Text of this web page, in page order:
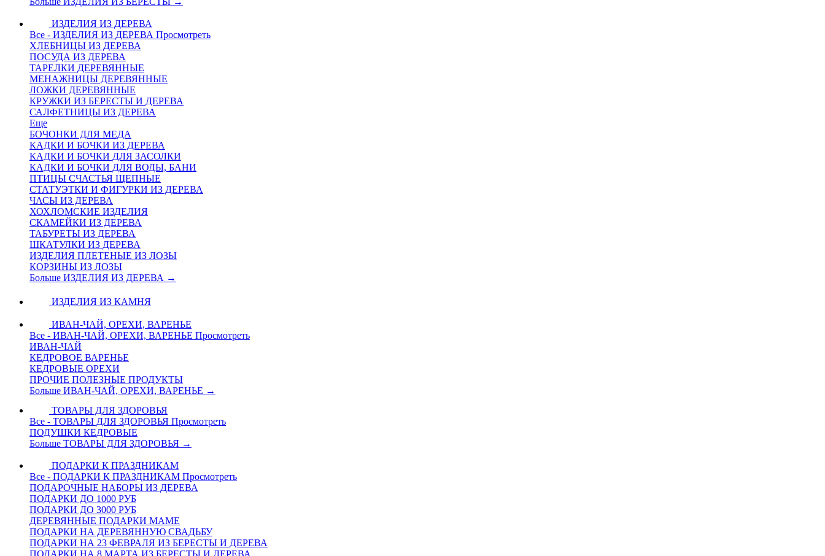
ИЗДЕЛИЯ ИЗ ДЕРЕВА
Все - ИЗДЕЛИЯ ИЗ ДЕРЕВА Просмотреть
ХЛЕБНИЦЫ ИЗ ДЕРЕВА
ПОСУДА ИЗ ДЕРЕВА
ТАРЕЛКИ ДЕРЕВЯННЫЕ
МЕНАЖНИЦЫ ДЕРЕВЯННЫЕ
ЛОЖКИ ДЕРЕВЯННЫЕ
КРУЖКИ ИЗ БЕРЕСТЫ И ДЕРЕВА
САЛФЕТНИЦЫ ИЗ ДЕРЕВА
Еще
БОЧОНКИ ДЛЯ МЕДА
КАДКИ И БОЧКИ ИЗ ДЕРЕВА
КАДКИ И БОЧКИ ДЛЯ ЗАСОЛКИ
КАДКИ И БОЧКИ ДЛЯ ВОДЫ, БАНИ
ПТИЦЫ СЧАСТЬЯ ЩЕПНЫЕ
СТАТУЭТКИ И ФИГУРКИ ИЗ ДЕРЕВА
ЧАСЫ ИЗ ДЕРЕВА
ХОХЛОМСКИЕ ИЗДЕЛИЯ
СКАМЕЙКИ ИЗ ДЕРЕВА
ТАБУРЕТЫ ИЗ ДЕРЕВА
ШКАТУЛКИ ИЗ ДЕРЕВА
ИЗДЕЛИЯ ПЛЕТЕНЫЕ ИЗ ЛОЗЫ
КОРЗИНЫ ИЗ ЛОЗЫ
Больше ИЗДЕЛИЯ ИЗ ДЕРЕВА →
ИЗДЕЛИЯ ИЗ КАМНЯ
ИВАН-ЧАЙ, ОРЕХИ, ВАРЕНЬЕ
Все - ИВАН-ЧАЙ, ОРЕХИ, ВАРЕНЬЕ Просмотреть
ИВАН-ЧАЙ
КЕДРОВОЕ ВАРЕНЬЕ
КЕДРОВЫЕ ОРЕХИ
ПРОЧИЕ ПОЛЕЗНЫЕ ПРОДУКТЫ
Больше ИВАН-ЧАЙ, ОРЕХИ, ВАРЕНЬЕ →
ТОВАРЫ ДЛЯ ЗДОРОВЬЯ
Все - ТОВАРЫ ДЛЯ ЗДОРОВЬЯ Просмотреть
ПОДУШКИ КЕДРОВЫЕ
Больше ТОВАРЫ ДЛЯ ЗДОРОВЬЯ →
ПОДАРКИ К ПРАЗДНИКАМ
Все - ПОДАРКИ К ПРАЗДНИКАМ Просмотреть
ПОДАРОЧНЫЕ НАБОРЫ ИЗ ДЕРЕВА
ПОДАРКИ ДО 1000 РУБ
ПОДАРКИ ДО 3000 РУБ
ДЕРЕВЯННЫЕ ПОДАРКИ МАМЕ
ПОДАРКИ НА ДЕРЕВЯННУЮ СВАДЬБУ
ПОДАРКИ НА 23 ФЕВРАЛЯ ИЗ БЕРЕСТЫ И ДЕРЕВА
ПОДАРКИ НА 8 МАРТА ИЗ БЕРЕСТЫ И ДЕРЕВА